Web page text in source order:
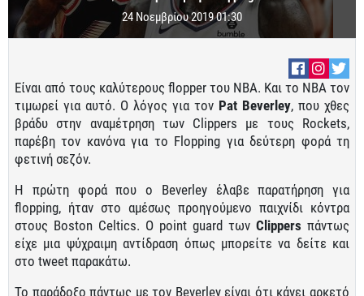
24 Νοεμβρίου 2019 01:30
Είναι από τους καλύτερους flopper του NBA. Και το NBA τον
τιμωρεί για αυτό. Ο λόγος για τον Pat Beverley, που χθες
βράδυ στην αναμέτρηση των Clippers με τους Rockets,
παρέβη τον κανόνα για το Flopping για δεύτερη φορά τη
φετινή σεζόν.
Η πρώτη φορά που ο Beverley έλαβε παρατήρηση για
flopping, ήταν στο αμέσως προηγούμενο παιχνίδι κόντρα
στους Boston Celtics. O point guard των Clippers πάντως
είχε μια ψύχραιμη αντίδραση όπως μπορείτε να δείτε και
στο tweet παρακάτω.
Το παράδοξο πάντως με τον Beverley είναι ότι κάνει αρκετό